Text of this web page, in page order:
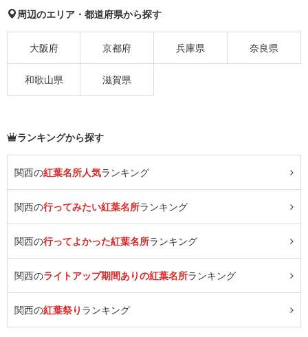
周辺のエリア・都道府県から探す
大阪府 京都府 兵庫県 奈良県
和歌山県 滋賀県
ランキングから探す
関西の紅葉名所人気ランキング
関西の行ってみたい紅葉名所ランキング
関西の行ってよかった紅葉名所ランキング
関西のライトアップ期間ありの紅葉名所ランキング
関西の紅葉祭り ランキング